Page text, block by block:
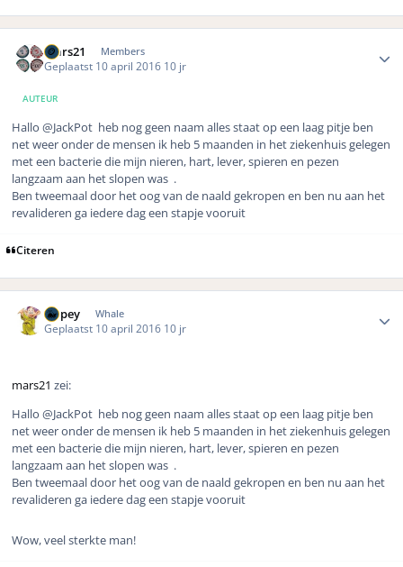
mars21 Members
Geplaatst 10 april 2016 10 jr
AUTEUR
Hallo @JackPot heb nog geen naam alles staat op een laag pitje ben
net weer onder de mensen ik heb 5 maanden in het ziekenhuis gelegen
met een bacterie die mijn nieren, hart, lever, spieren en pezen
langzaam aan het slopen was .
Ben tweemaal door het oog van de naald gekropen en ben nu aan het
revalideren ga iedere dag een stapje vooruit
Citeren
Dopey Whale
Geplaatst 10 april 2016 10 jr
mars21 zei:
Hallo @JackPot heb nog geen naam alles staat op een laag pitje ben
net weer onder de mensen ik heb 5 maanden in het ziekenhuis gelegen
met een bacterie die mijn nieren, hart, lever, spieren en pezen
langzaam aan het slopen was .
Ben tweemaal door het oog van de naald gekropen en ben nu aan het
revalideren ga iedere dag een stapje vooruit
Wow, veel sterkte man!